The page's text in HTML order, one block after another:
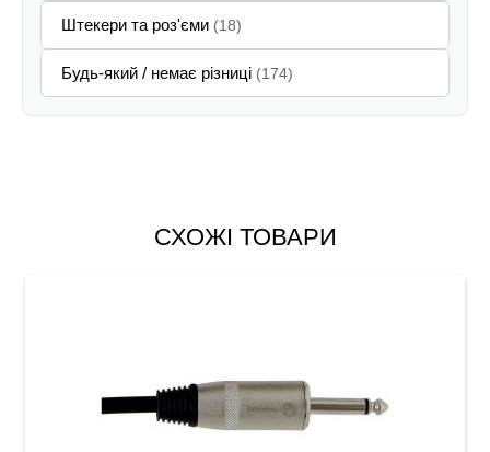
Штекери та роз'єми (18)
Будь-який / немає різниці (174)
СХОЖІ ТОВАРИ